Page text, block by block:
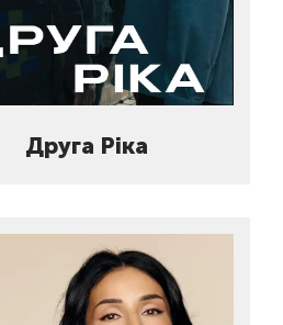
Друга Ріка